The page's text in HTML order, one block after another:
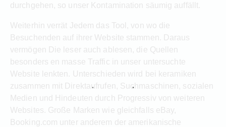
durchgehen, so unser Kontamination säumig auffällt.
Weiterhin verrät Jedem das Tool, von wo die
Besuchenden auf ihrer Website stammen. Daraus
vermögen Die leser auch ablesen, die Quellen
besonders en masse Traffic in unser untersuchte
Website lenkten. Unterschieden wird bei keramiken
zusammen mit Direktaufrufen, Suchmaschinen, sozialen
Medien und Hindeuten durch Progressiv von weiteren
Websites. Große Marken wie gleichfalls eBay,
Booking.com unter anderem der amerikanische